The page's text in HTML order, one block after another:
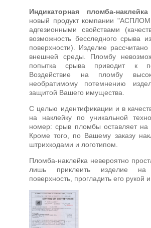
Индикаторная пломба-
новый продукт компании
адгезионными свойствами
возможность бесследного срыва
поверхности). Изделие
внешней среды. Пломбу
попытка срыва приводит к
Воздействие на пломбу
необратимому потемнению
защитой Вашего имущества.
С целью идентификации и в
на наклейку по уникальной
номер: срыв пломбы оставляет на
Кроме того, по Вашему заказу
штрихкодами и логотипом.
Пломба-наклейка невероятно
лишь приклеить изделие на
поверхность, прогладить его рукой